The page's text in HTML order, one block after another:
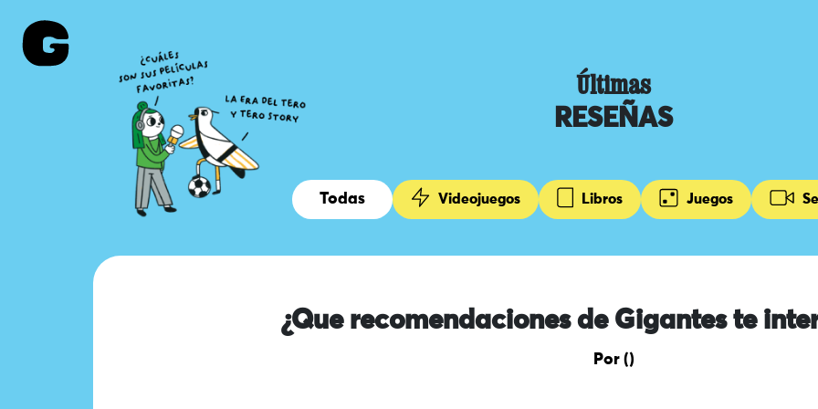
Últimas
RESEÑAS
Todas Videojuegos Libros Juegos
¿Que recomendaciones de Gigantes te
Por ()